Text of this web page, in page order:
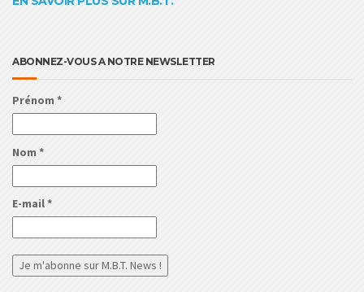
ABONNEZ-VOUS A NOTRE NEWSLETTER
Prénom *
Nom *
E-mail*